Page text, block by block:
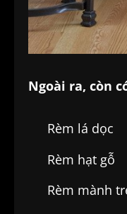
Ngoài ra, còn
Rèm lá dọc
Rèm hạt gỗ
Rèm mành